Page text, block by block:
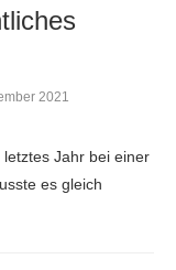
2021
Jahr bei einer
es gleich